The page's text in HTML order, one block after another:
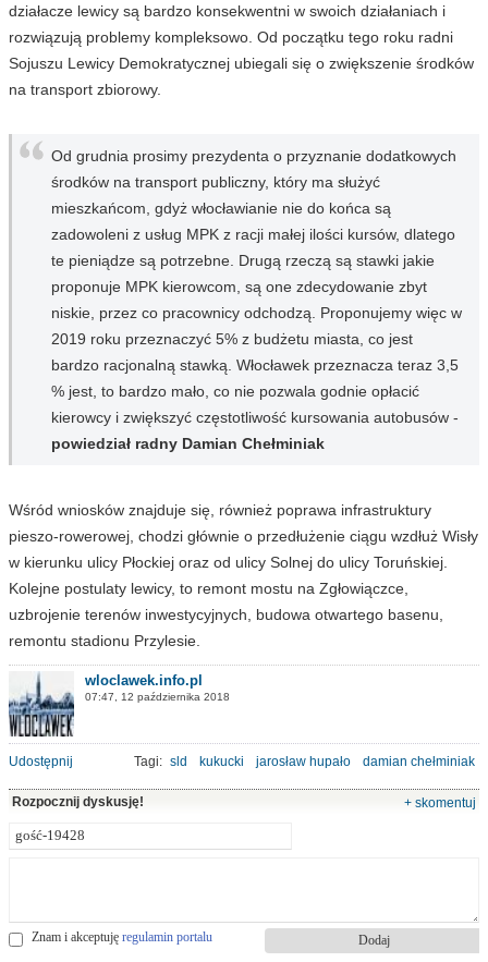
działacze lewicy są bardzo konsekwentni w swoich działaniach i
rozwiązują problemy kompleksowo. Od początku tego roku radni
Sojuszu Lewicy Demokratycznej ubiegali się o zwiększenie środków
na transport zbiorowy.
Od grudnia prosimy prezydenta o przyznanie dodatkowych
środków na transport publiczny, który ma służyć
mieszkańcom, gdyż włocławianie nie do końca są
zadowoleni z usług MPK z racji małej ilości kursów, dlatego
te pieniądze są potrzebne. Drugą rzeczą są stawki jakie
proponuje MPK kierowcom, są one zdecydowanie zbyt
niskie, przez co pracownicy odchodzą. Proponujemy więc w
2019 roku przeznaczyć 5% z budżetu miasta, co jest
bardzo racjonalną stawką. Włocławek przeznacza teraz 3,5
% jest, to bardzo mało, co nie pozwala godnie opłacić
kierowcy i zwiększyć częstotliwość kursowania autobusów -
powiedział radny Damian Chełminiak
Wśród wniosków znajduje się, również poprawa infrastruktury
pieszo-rowerowej, chodzi głównie o przedłużenie ciągu wzdłuż Wisły
w kierunku ulicy Płockiej oraz od ulicy Solnej do ulicy Toruńskiej.
Kolejne postulaty lewicy, to remont mostu na Zgłowiączce,
uzbrojenie terenów inwestycyjnych, budowa otwartego basenu,
remontu stadionu Przylesie.
wloclawek.info.pl
07:47, 12 października 2018
Udostępnij Tagi: sld kukucki jarosław hupało damian chełminiak
Rozpocznij dyskusję! + skomentuj
Znam i akceptuję regulamin portalu